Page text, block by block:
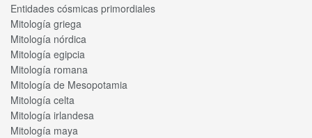
Entidades cósmicas primordiales
Mitología griega
Mitología nórdica
Mitología egipcia
Mitología romana
Mitología de Mesopotamia
Mitología celta
Mitología irlandesa
Mitología maya